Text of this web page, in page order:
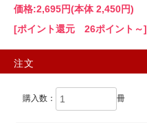
価格:2,695円(本体 2,450円)
[ポイント還元 26ポイント～]
注文
購入数： 冊